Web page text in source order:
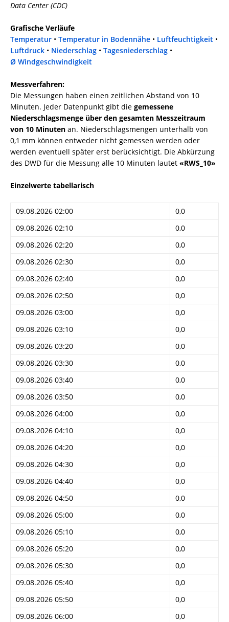
Data Center (CDC)
Grafische Verläufe
Temperatur • Temperatur in Bodennähe • Luftfeuchtigkeit •
Luftdruck • Niederschlag • Tagesniederschlag •
Ø Windgeschwindigkeit
Messverfahren:
Die Messungen haben einen zeitlichen Abstand von 10
Minuten. Jeder Datenpunkt gibt die gemessene
Niederschlagsmenge über den gesamten Messzeitraum
von 10 Minuten an. Niederschlagsmengen unterhalb von
0,1 mm können entweder nicht gemessen werden oder
werden eventuell später erst berücksichtigt. Die Abkürzung
des DWD für die Messung alle 10 Minuten lautet «RWS_10»
Einzelwerte tabellarisch
09.08.2026 02:00
0,0
09.08.2026 02:10
0,0
09.08.2026 02:20
0,0
09.08.2026 02:30
0,0
09.08.2026 02:40
0,0
09.08.2026 02:50
0,0
09.08.2026 03:00
0,0
09.08.2026 03:10
0,0
09.08.2026 03:20
0,0
09.08.2026 03:30
0,0
09.08.2026 03:40
0,0
09.08.2026 03:50
0,0
09.08.2026 04:00
0,0
09.08.2026 04:10
0,0
09.08.2026 04:20
0,0
09.08.2026 04:30
0,0
09.08.2026 04:40
0,0
09.08.2026 04:50
0,0
09.08.2026 05:00
0,0
09.08.2026 05:10
0,0
09.08.2026 05:20
0,0
09.08.2026 05:30
0,0
09.08.2026 05:40
0,0
09.08.2026 05:50
0,0
09.08.2026 06:00
0,0